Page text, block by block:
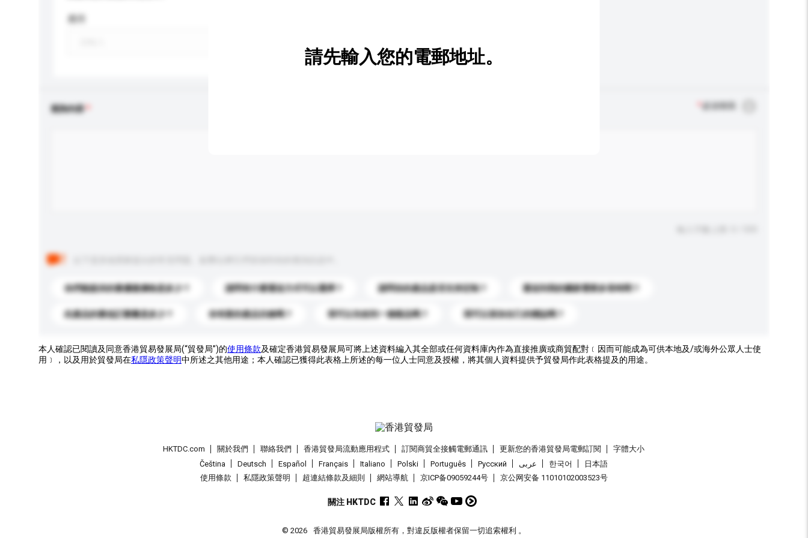
查詢內容
你們能提供的最優惠價格是多少？ 請問有什麼運送方式可以選擇？ 請問你的產品是否支持定制？ 運送到我的國家需要多長時間？
此產品的最低訂購量是多少？ 你有新的產品目錄嗎？ 我可以先收到一個樣品嗎？ 我可以添加自己的標誌嗎？
請先輸入您的電郵地址。
本人確認已閱讀及同意香港貿易發展局(“貿發局”)的使用條款及確定香港貿易發展局可將上述資料編入其全部或任何資料庫內作為直接推廣或商貿配對﹝因而可能成為可供本地及/或海外公眾人士使
用﹞，以及用於貿發局在私隱政策聲明中所述之其他用途；本人確認已獲得此表格上所述的每一位人士同意及授權，將其個人資料提供予貿發局作此表格提及的用途。
HKTDC.com 關於我們 聯絡我們 香港貿發局流動應用程式 訂閱商貿全接觸電郵通訊 更新您的香港貿發局電郵訂閱
字體大小
Čeština
Deutsch Español Français Italiano Polski Português Pусский عربى 한국어
日本語
使用條款
私隱政策聲明 超連結條款及細則 網站導航 京ICP备09059244号 京公网安备 11010102003523号
關注 HKTDC
© 2026 香港貿易發展局版權所有，對違反版權者保留一切追索權利 。